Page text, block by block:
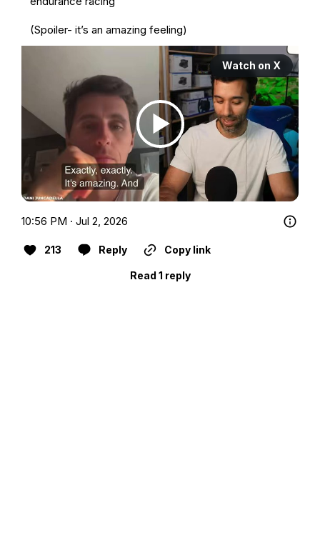
(Spoiler- it’s an amazing feeling)
Watch on X
10:56 PM · Jul 2, 2026
213 Reply Copy link
Read 1 reply